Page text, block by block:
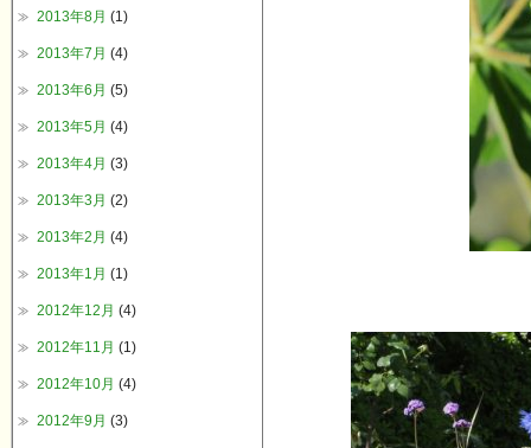
2013年8月 (1)
2013年7月 (4)
2013年6月 (5)
2013年5月 (4)
2013年4月 (3)
2013年3月 (2)
2013年2月 (4)
2013年1月 (1)
2012年12月 (4)
2012年11月 (1)
2012年10月 (4)
2012年9月 (3)